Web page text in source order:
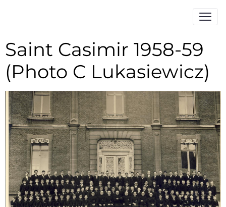
Saint Casimir 1958-59
(Photo C Lukasiewicz)